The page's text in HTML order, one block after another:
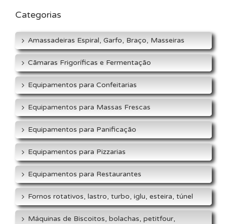
Categorias
Amassadeiras Espiral, Garfo, Braço, Masseiras
Cãmaras Frigoríficas e Fermentação
Equipamentos para Confeitarias
Equipamentos para Massas Frescas
Equipamentos para Panificação
Equipamentos para Pizzarias
Equipamentos para Restaurantes
Fornos rotativos, lastro, turbo, iglu, esteira, túnel
Máquinas de Biscoitos, bolachas, petitfour,